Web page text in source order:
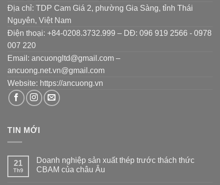
Địa chỉ: TDP Cam Giá 2, phường Gia Sàng, tỉnh Thái
Nguyên, Việt Nam
Điện thoại: +84-0208.3732.999 – DĐ: 096 919 2566 - 0978
007 220
Email: ancuongltd@gmail.com –
ancuong.net.vn@gmail.com
Website: https://ancuong.vn
TIN MỚI
21
Th9
Doanh nghiệp sản xuất thép trước thách thức
CBAM của châu Âu